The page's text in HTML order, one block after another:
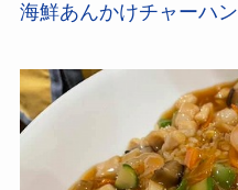
海鮮あんかけチャーハン